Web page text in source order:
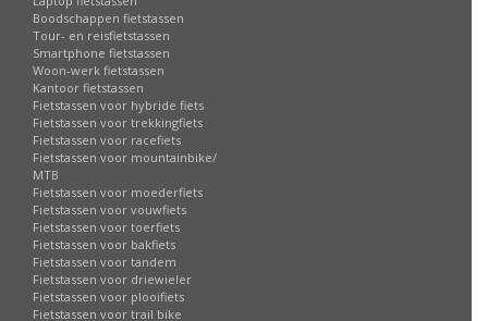
Boodschappen fietstassen
Tour- en reisfietstassen
Smartphone fietstassen
Woon-werk fietstassen
Kantoor fietstassen
Fietstassen voor hybride fiets
Fietstassen voor trekkingfiets
Fietstassen voor racefiets
Fietstassen voor mountainbike/
MTB
Fietstassen voor moederfiets
Fietstassen voor vouwfiets
Fietstassen voor toerfiets
Fietstassen voor bakfiets
Fietstassen voor tandem
Fietstassen voor driewieler
Fietstassen voor plooifiets
Fietstassen voor trail bike